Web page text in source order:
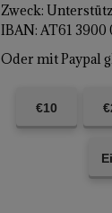
Zweck:
IBAN: AT61 3900
Oder mit Paypal
€10